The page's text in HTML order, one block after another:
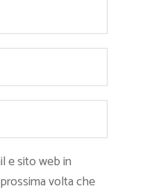
e sito web in
volta che